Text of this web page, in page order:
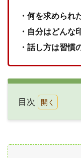
・何を求められ
・自分はどんな
・話し方は習慣
目次